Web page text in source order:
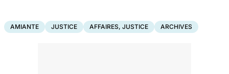
AMIANTE JUSTICE AFFAIRES, JUSTICE ARCHIVES